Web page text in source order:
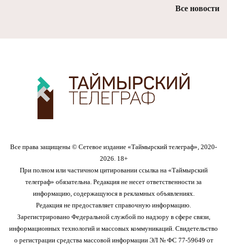
Все новости
Все права защищены © Сетевое издание «Таймырский телеграф», 2020-
2026. 18+
При полном или частичном цитировании ссылка на «Таймырский
телеграф» обязательна. Редакция не несет ответственности за
информацию, содержащуюся в рекламных объявлениях.
Редакция не предоставляет справочную информацию.
Зарегистрировано Федеральной службой по надзору в сфере связи,
информационных технологий и массовых коммуникаций. Свидетельство
о регистрации средства массовой информации ЭЛ № ФС 77-59649 от